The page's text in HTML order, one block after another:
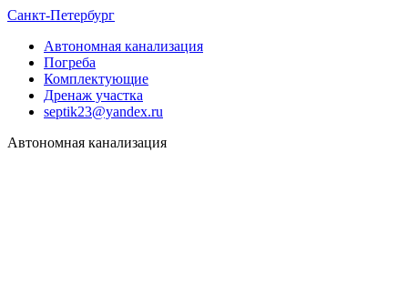
Санкт-Петербург
Автономная канализация
Погреба
Комплектующие
Дренаж участка
septik23@yandex.ru
Автономная канализация